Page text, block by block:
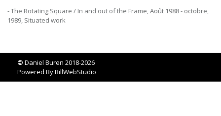
- The Rotating Square / In and out of the Frame, Août 1988 - octobre,
1989, Situated work
© Daniel Buren 2018-2026
Powered ByBillWebStudio